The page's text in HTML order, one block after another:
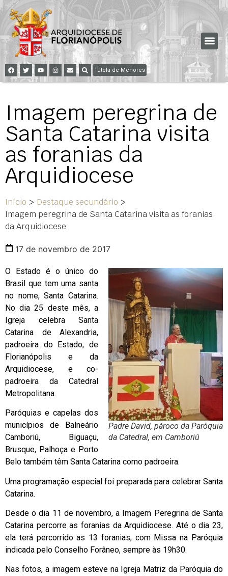
Tutela de Menores
Imagem peregrina de
Santa Catarina visita
as foranias da
Arquidiocese
Início > Destaque secundário >
Imagem peregrina de Santa Catarina visita as foranias
da Arquidiocese
17 de novembro de 2017
Padre David, pároco da Paróquia
da Catedral, em Camboriú
O Estado é o único do
Brasil que tem uma santa
no nome, Santa Catarina.
No dia 25 deste mês, a
Igreja celebra Santa
Catarina de Alexandria,
padroeira do Estado, de
Florianópolis e da
Arquidiocese, e co-
padroeira da Catedral
Metropolitana.
Paróquias e capelas dos
municípios de Balneário
Camboriú, Biguaçu,
Brusque, Palhoça e Porto
Belo também têm Santa Catarina como padroeira.
Uma programação especial foi preparada para celebrar Santa
Catarina.
Desde o dia 11 de novembro, a Imagem Peregrina de Santa
Catarina percorre as foranias da Arquidiocese. Até o dia 23,
ela terá percorrido as 13 foranias, com Missa na Paróquia
indicada pelo Conselho Forâneo, sempre às 19h30.
Nas fotos, a imagem esteve na Igreja Matriz da Paróquia do